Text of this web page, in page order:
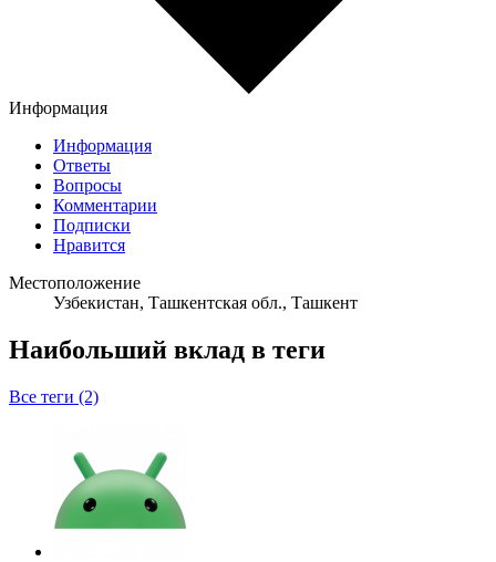
Информация
Информация
Ответы
Вопросы
Комментарии
Подписки
Нравится
Местоположение
Узбекистан, Ташкентская обл., Ташкент
Наибольший вклад в теги
Все теги (2)